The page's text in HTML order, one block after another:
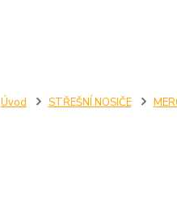
Úvod STŘEŠNÍ NOSIČE